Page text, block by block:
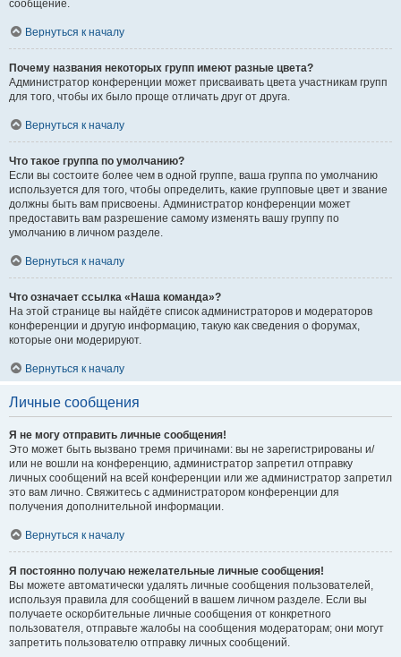
сообщение.
Вернуться к началу
Почему названия некоторых групп имеют разные цвета?
Администратор конференции может присваивать цвета участникам групп
для того, чтобы их было проще отличать друг от друга.
Вернуться к началу
Что такое группа по умолчанию?
Если вы состоите более чем в одной группе, ваша группа по умолчанию
используется для того, чтобы определить, какие групповые цвет и звание
должны быть вам присвоены. Администратор конференции может
предоставить вам разрешение самому изменять вашу группу по
умолчанию в личном разделе.
Вернуться к началу
Что означает ссылка «Наша команда»?
На этой странице вы найдёте список администраторов и модераторов
конференции и другую информацию, такую как сведения о форумах,
которые они модерируют.
Вернуться к началу
Личные сообщения
Я не могу отправить личные сообщения!
Это может быть вызвано тремя причинами: вы не зарегистрированы и/
или не вошли на конференцию, администратор запретил отправку
личных сообщений на всей конференции или же администратор запретил
это вам лично. Свяжитесь с администратором конференции для
получения дополнительной информации.
Вернуться к началу
Я постоянно получаю нежелательные личные сообщения!
Вы можете автоматически удалять личные сообщения пользователей,
используя правила для сообщений в вашем личном разделе. Если вы
получаете оскорбительные личные сообщения от конкретного
пользователя, отправьте жалобы на сообщения модераторам; они могут
запретить пользователю отправку личных сообщений.